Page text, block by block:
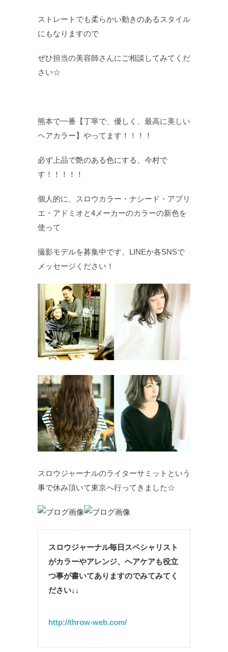
ストレートでも柔らかい動きのあるスタイル
にもなりますので
ぜひ担当の美容師さんにご相談してみてくだ
さい☆
熊本で一番【丁寧で、優しく、最高に美しい
ヘアカラー】やってます！！！！
必ず上品で艶のある色にする、今村で
す！！！！！
個人的に、スロウカラー・ナシード・アプリ
エ・アドミオと4メーカーのカラーの新色を
使って
撮影モデルを募集中です、LINEか各SNSで
メッセージください！
スロウジャーナルのライターサミットという
事で休み頂いて東京へ行ってきました☆
スロウジャーナル毎日スペシャリスト
がカラーやアレンジ、ヘアケアも役立
つ事が書いてありますのでみてみてく
ださい↓↓
http://throw-web.com/